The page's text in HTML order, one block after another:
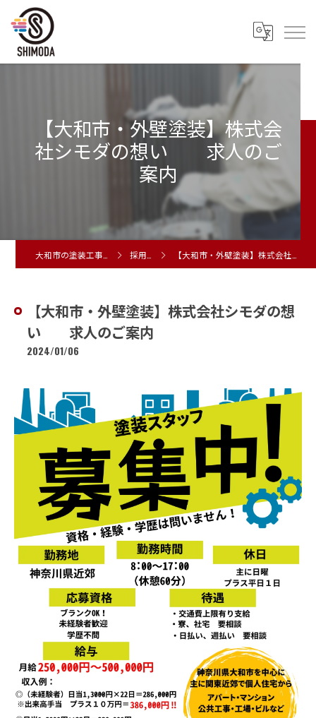
【大和市・外壁塗装】株式会
社シモダの想い 求人のご
案内
採用ブログ 【大和市・外壁塗装】株式会社シモダの想い 求人のご案内
【大和市・外壁塗装】株式会社シモダの想
い 求人のご案内
2024/01/06